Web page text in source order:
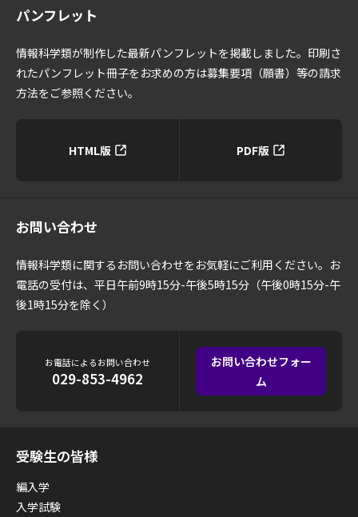
パンフレット
情報科学類が制作した最新パンフレットを掲載しました。印刷さ
れたパンフレット冊子をお求めの方は募集要項（願書）等の請求
方法をご参照ください。
HTML版 PDF版
お問い合わせ
情報科学類に関するお問い合わせをお気軽にご利用ください。お
電話の受付は、平日午前9時15分-午後5時15分（午後0時15分-午
後1時15分を除く）
お電話によるお問い合わせ
029-853-4962
お問い合わせフォー
ム
受験生の皆様
編入学
入学試験